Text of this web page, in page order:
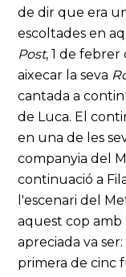
de dir que era
escoltades en
Post, 1 de febrer
aixecar la seva
cantada a
de Luca. El
en una de les
companyia del
continuació a
l'escenari del
aquest cop
apreciada va ser:
primera de cinc